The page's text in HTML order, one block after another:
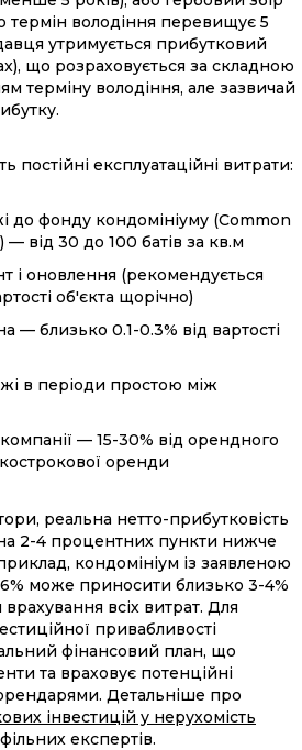
термін володіння перевищує 5
утримується прибутковий
що розраховується за складною
терміну володіння, але зазвичай
постійні експлуатаційні витрати:
до фонду кондомініуму (Common
від 30 до 100 батів за кв.м
і оновлення (рекомендується
об'єкта щорічно)
— близько 0.1-0.3% від вартості
в періоди простою між
— 15-30% від орендного
оренди
реальна нетто-прибутковість
2-4 процентних пункти нижче
кондомініум із заявленою
може приносити близько 3-4%
всіх витрат. Для
привабливості
фінансовий план, що
та враховує потенційні
Детальніше про
інвестицій у нерухомість
експертів.